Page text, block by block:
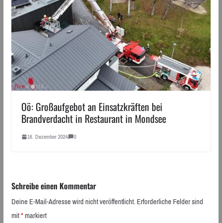
Oö: Großaufgebot an Einsatzkräften bei
Brandverdacht in Restaurant in Mondsee
16. Dezember 2024 0
Schreibe einen Kommentar
Deine E-Mail-Adresse wird nicht veröffentlicht.Erforderliche Felder sind
mit*markiert